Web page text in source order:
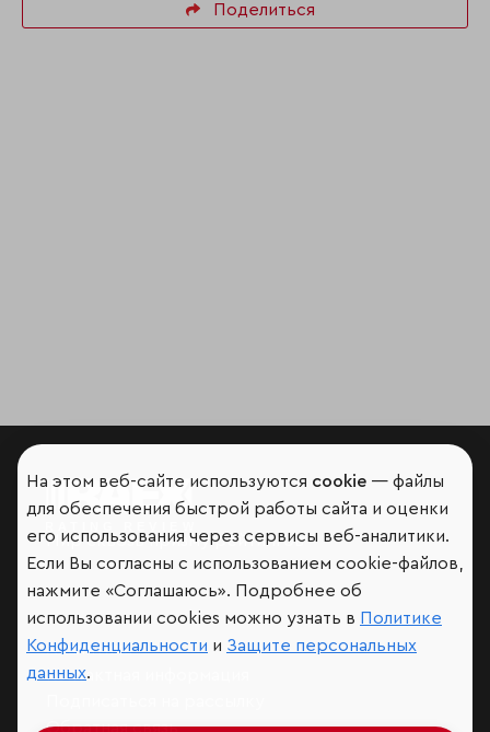
Поделиться
Мир сквозь призму рейтингов
Аналитика
Контактная информация
Обратная связь
На этом веб-сайте используются cookie — файлы
для обеспечения быстрой работы сайта и оценки
его использования через сервисы веб-аналитики.
Если Вы согласны с использованием cookie-файлов,
нажмите «Соглашаюсь». Подробнее об
использовании cookies можно узнать в Политике
Конфиденциальности и Защите персональных
данных.